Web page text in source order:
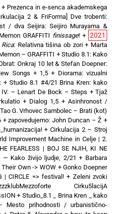
+ Prezenca in e-senca akademskega
2 & FriForma] Dve trobenti:
/ dva Seijira: Seijiro Murayama &
GRAFFITI finissage! + 2021
: Relativna tišina ob zori+ Marta
– GRAFFITI +Studio 8.1: Kako
Onkraj 10 let & Stefan Doepner:
Songs + 1,5 + Diorama: vizualni
+ Studio 8.1 #4/21 Brina Kren: kako
IV. – Lenart De Bock – Steps +Tjaž
+ Dialog 1,5 + Asinhronost /
Tao G. Vrhovec Sambolec – Brati (kot)
+zapovedujemo: John Duncan – Ž +
+Cirkulacija 2 – Stroj
Improvement Machine in Celje | 2.
FEARLESS | BOJ SE NJIH, KI NE
— Kako živijo ljudje, 2/21 + Barbara
Own -> WOW+Gonko Doepner
| CIRCLE => festival! + Zeleni zvoki
Cirku5lacijA
+ Studio_8.1 _ Brina Kren _ kako
Mesto prihodnosti / urbanistično-